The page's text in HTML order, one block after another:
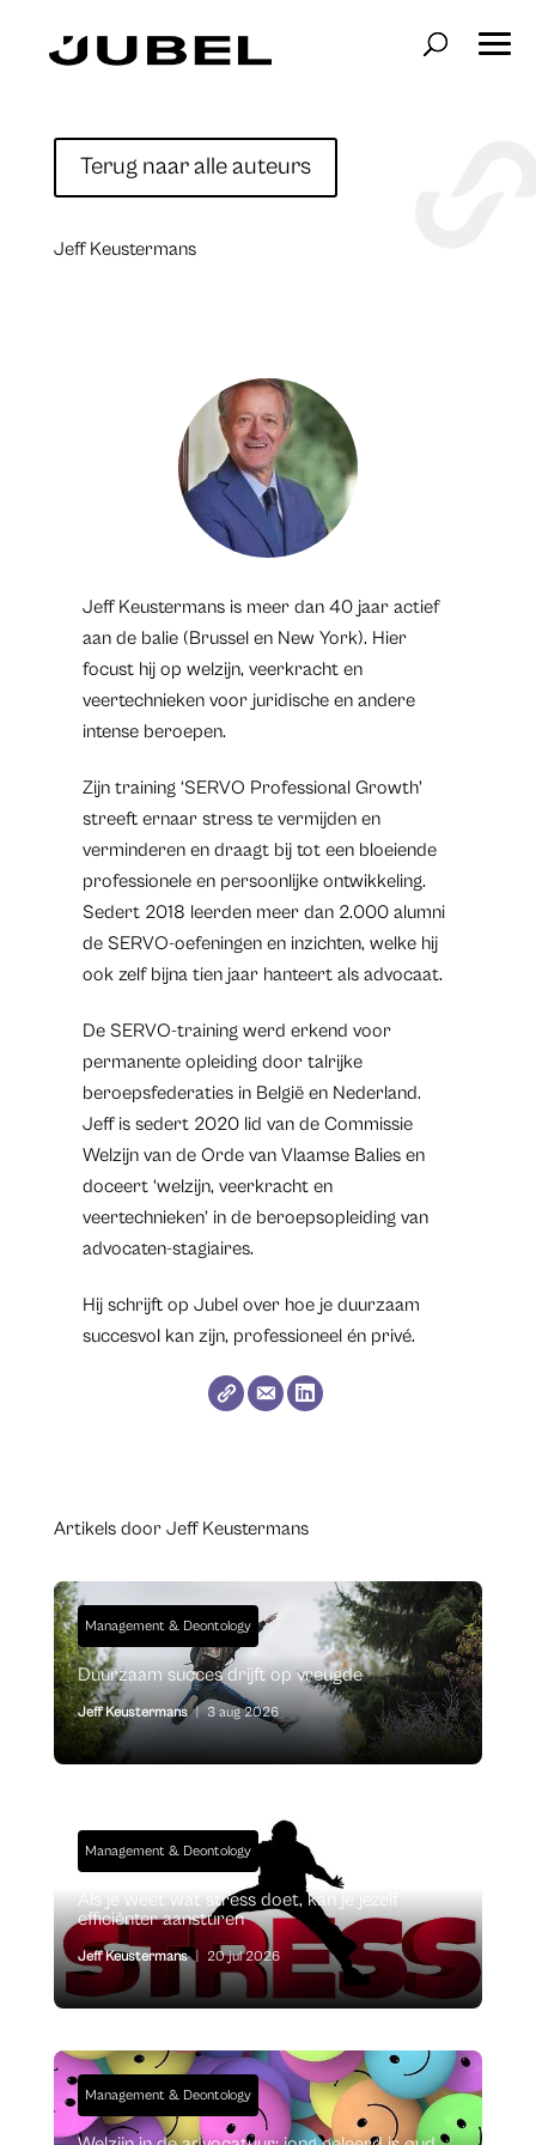
Terug naar alle auteurs
Jeff Keustermans
Jeff Keustermans is meer dan 40 jaar actief
aan de balie (Brussel en New York). Hier
focust hij op welzijn, veerkracht en
veertechnieken voor juridische en andere
intense beroepen.
Zijn training ‘SERVO Professional Growth’
streeft ernaar stress te vermijden en
verminderen en draagt bij tot een bloeiende
professionele en persoonlijke ontwikkeling.
Sedert 2018 leerden meer dan 2.000 alumni
de SERVO-oefeningen en inzichten, welke hij
ook zelf bijna tien jaar hanteert als advocaat.
De SERVO-training werd erkend voor
permanente opleiding door talrijke
beroepsfederaties in België en Nederland.
Jeff is sedert 2020 lid van de Commissie
Welzijn van de Orde van Vlaamse Balies en
doceert ‘welzijn, veerkracht en
veertechnieken’ in de beroepsopleiding van
advocaten-stagiaires.
Hij schrijft op Jubel over hoe je duurzaam
succesvol kan zijn, professioneel én privé.
Artikels door Jeff Keustermans
Management & Deontology
Duurzaam succes drijft op vreugde
Jeff Keustermans | 3 aug 2026
Management & Deontology
Als je weet wat stress doet, kan je jezelf
efficiënter aansturen
Jeff Keustermans 20 jul 2026
Management & Deontology